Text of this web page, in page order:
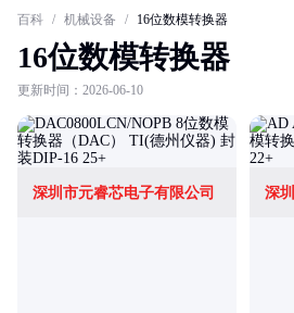
百科 / 机械设备 / 16位数模转换器
16位数模转换器
更新时间：2026-06-10
深圳市元睿芯电子有限公司